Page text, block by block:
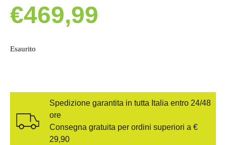
€469,99
Esaurito
Spedizione garantita in tutta Italia entro 24/48
ore
Consegna gratuita per ordini superiori a €
29,90